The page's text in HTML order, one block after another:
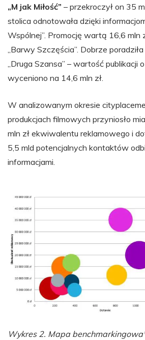
„M jak Miłość” – przekroczył on 35
stolica odnotowała dzięki
Wspólnej”. Promocję wartą 16,6 mln
„Barwy Szczęścia”. Dobrze
„Druga Szansa” – wartość publikacji
wyceniono na 14,6 mln zł.
W analizowanym okresie
produkcjach filmowych przyniosło
mln zł ekwiwalentu reklamowego i
5,5 mld potencjalnych kontaktów
informacjami.
Wykres 2. Mapa